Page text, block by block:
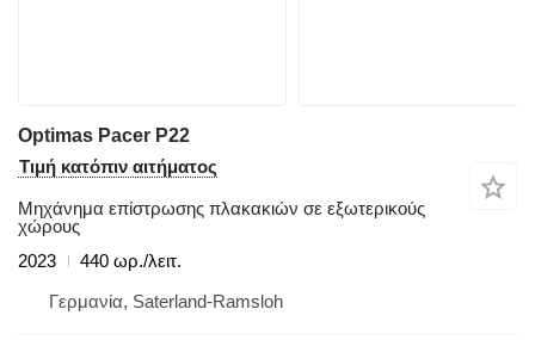
Optimas Pacer P22
Τιμή κατόπιν αιτήματος
Μηχάνημα επίστρωσης πλακακιών σε εξωτερικούς
χώρους
2023
440 ωρ./λειτ.
Γερμανία, Saterland-Ramsloh